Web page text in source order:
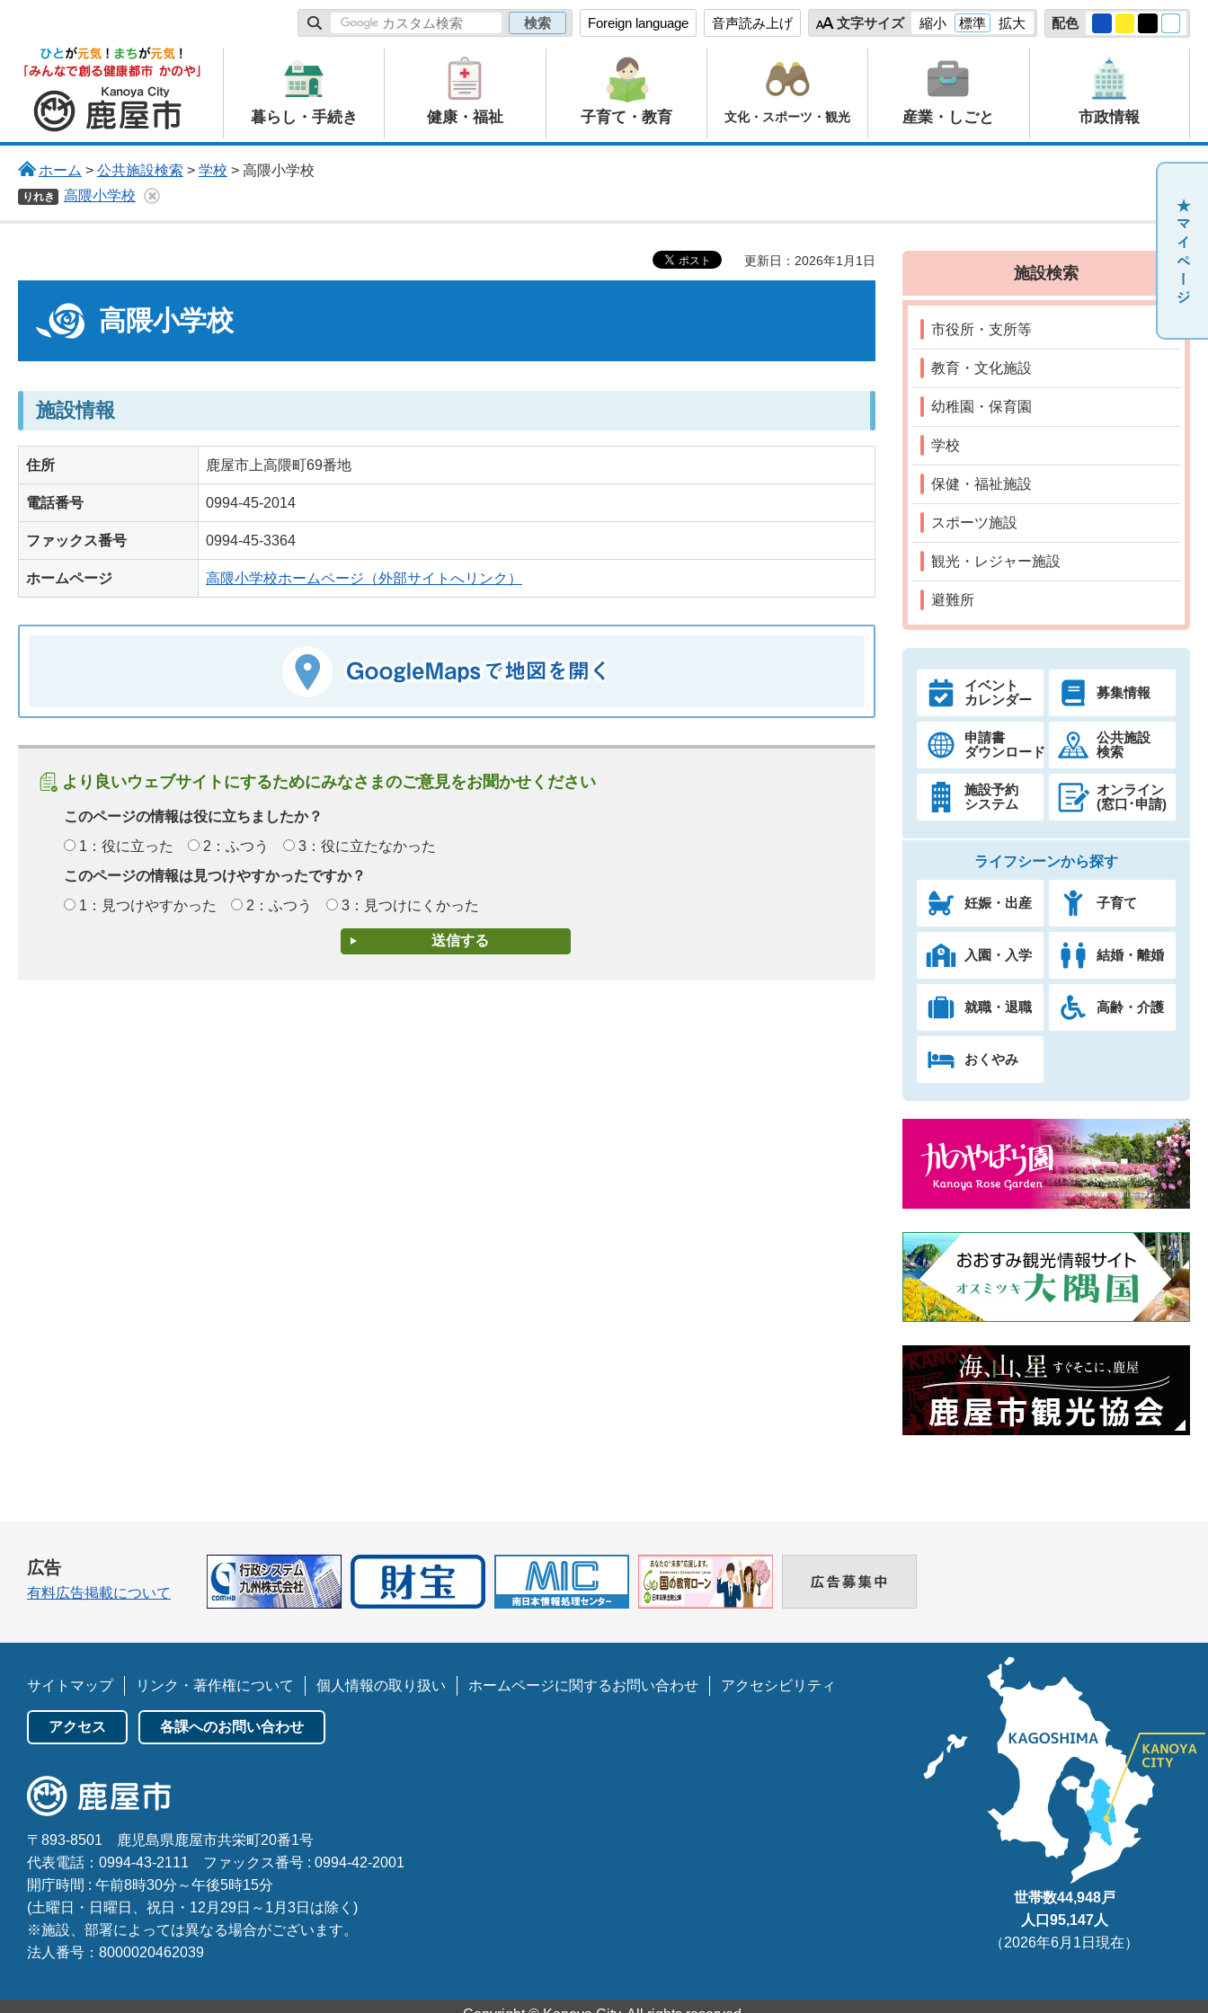
Foreign language 音声読み上げ 文字サイズ 縮小 標準 拡大 配色
鹿屋市
暮らし・手続き 健康・福祉 子育て・教育 文化・スポーツ・観光 産業・しごと 市政情報
ホーム > 公共施設検索 > 学校 > 高隈小学校
りれき 高隈小学校
更新日：2026年1月1日
高隈小学校
施設情報
住所 鹿屋市上高隈町69番地
電話番号 0994-45-2014
ファックス番号 0994-45-3364
ホームページ 高隈小学校ホームページ（外部サイトへリンク）
より良いウェブサイトにするためにみなさまのご意見をお聞かせください
このページの情報は役に立ちましたか？
1：役に立った
2：ふつう
3：役に立たなかった
このページの情報は見つけやすかったですか？
1：見つけやすかった
2：ふつう 3：見つけにくかった
施設検索
市役所・支所等
教育・文化施設
幼稚園・保育園
学校
保健・福祉施設
スポーツ施設
観光・レジャー施設
避難所
イベント
カレンダー
募集情報
申請書
ダウンロード
公共施設
検索
施設予約
システム
オンライン
(窓口･申請)
ライフシーンから探す
妊娠・出産 子育て
入園・入学 結婚・離婚
就職・退職 高齢・介護
おくやみ
広告
有料広告掲載について
サイトマップ リンク・著作権について 個人情報の取り扱い ホームページに関するお問い合わせ アクセシビリティ
アクセス 各課へのお問い合わせ
〒893-8501
鹿児島県鹿屋市共栄町20番1号
代表電話：0994-43-2111
ファックス番号 : 0994-42-2001
開庁時間 : 午前8時30分～午後5時15分
(土曜日・日曜日、祝日・12月29日～1月3日は除く)
※施設、部署によっては異なる場合がございます。
法人番号：8000020462039
世帯数44,948戸
人口95,147人
（2026年6月1日現在）